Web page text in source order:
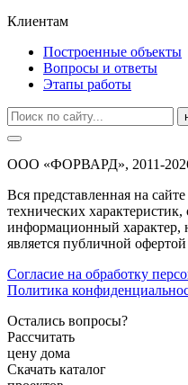
Клиентам
Построенные объекты
Вопросы и ответы
Этапы работы
ООО «ФОРВАРД», 2011-
Вся представленная на
технических
информационный характер,
является публичной офертой
Согласие на обработку
Политика
Остались вопросы?
Рассчитать
цену дома
Скачать каталог